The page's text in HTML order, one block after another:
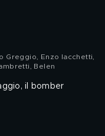
Greggio, Enzo Iacchetti,
Belen
il bomber